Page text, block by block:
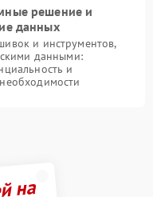
решение и
данных
и инструментов,
данными:
и